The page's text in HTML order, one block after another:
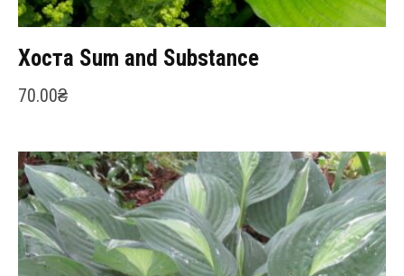
Хоста Sum and Substance
70.00₴